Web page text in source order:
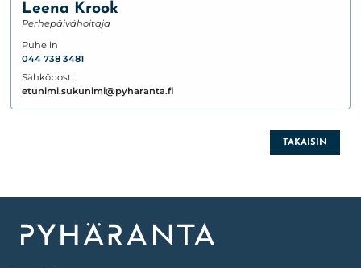
Leena Krook
Perhepäivähoitaja
Puhelin
044 738 3481
Sähköposti
etunimi.sukunimi@pyharanta.fi
TAKAISIN